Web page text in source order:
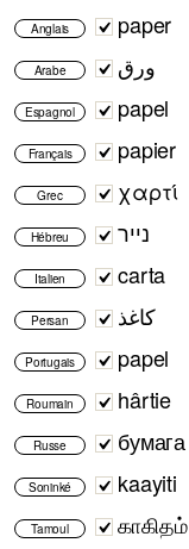
Anglais paper
Arabe ورق
Espagnol papel
Français papier
Grec χαρτί
Hébreu נייר
Italien carta
Persan کاغذ
Portugais papel
Roumain hârtie
Russe бумага
Soninké kaayiti
Tamoul காகிதம்